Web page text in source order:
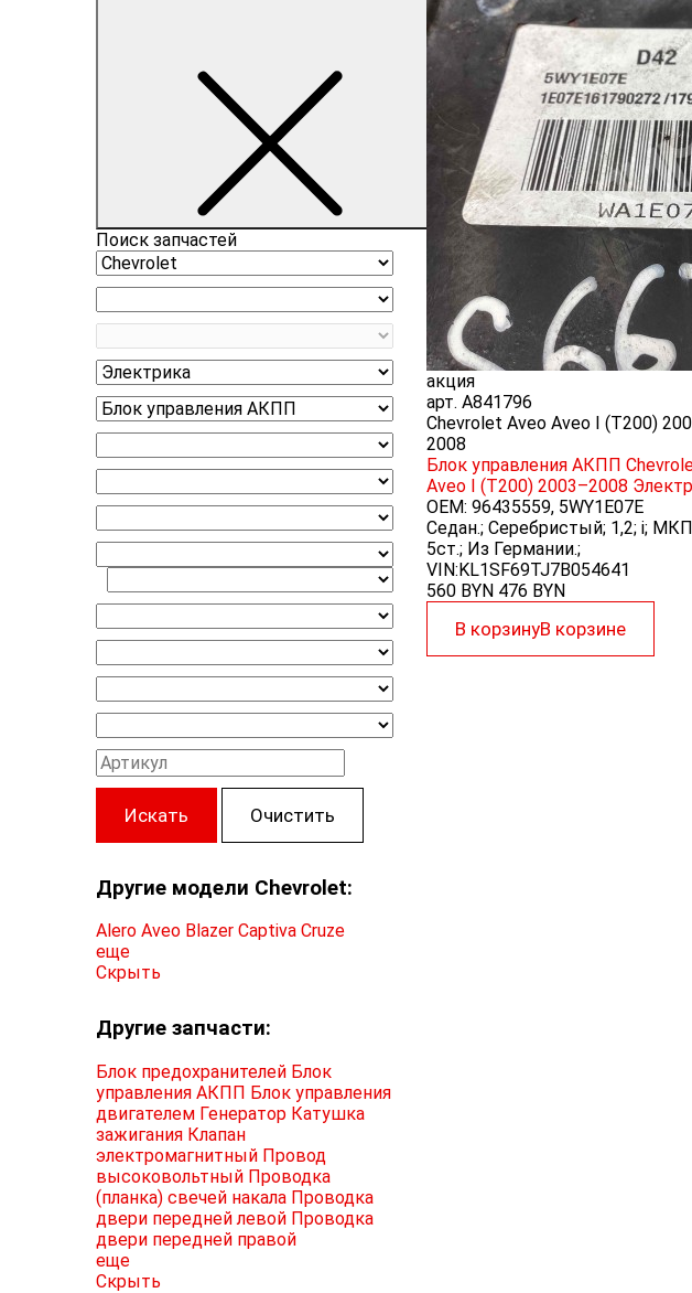
Поиск запчастей
Искать Очистить
Другие модели Chevrolet:
Alero Aveo Blazer Captiva Cruze
еще
Скрыть
Другие запчасти:
Блок предохранителей Блок
управления АКПП Блок управления
двигателем Генератор Катушка
зажигания Клапан
электромагнитный Провод
высоковольтный Проводка
(планка) свечей накала Проводка
двери передней левой Проводка
двери передней правой
еще
Скрыть
акция
арт. A841796
Chevrolet Aveo Aveo I (T200)
2008
Блок управления АКПП
Aveo I (T200) 2003–2008
OEM: 96435559, 5WY1E07E
Седан.; Серебристый; 1,2; i;
5ст.; Из Германии.;
VIN:KL1SF69TJ7B054641
560 BYN 476 BYN
В корзинуВ корзине